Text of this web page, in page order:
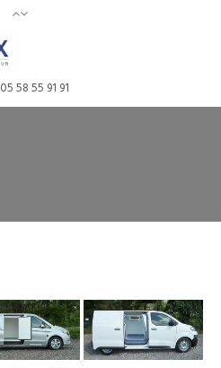
05 58 55 91 91